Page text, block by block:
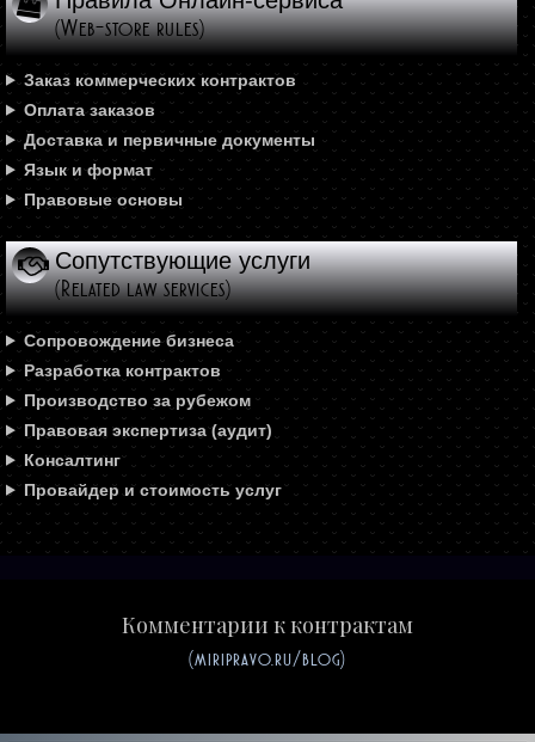
(Web-store rules)
Заказ коммерческих контрактов
Оплата заказов
Доставка и первичные документы
Язык и формат
Правовые основы
Сопутствующие услуги
(Related law services)
Сопровождение бизнеса
Разработка контрактов
Производство за рубежом
Правовая экспертиза (аудит)
Консалтинг
Провайдер и стоимость услуг
Комментарии к контрактам
(miripravo.ru/blog)